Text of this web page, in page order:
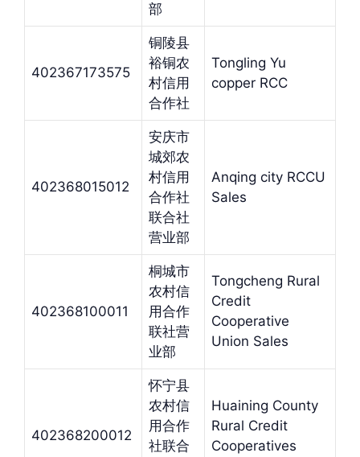
部
402367173575
铜陵县
裕铜农
村信用
合作社
Tongling Yu
copper RCC
402368015012
安庆市
城郊农
村信用
合作社
联合社
营业部
Anqing city RCCU
Sales
402368100011
桐城市
农村信
用合作
联社营
业部
Tongcheng Rural
Credit
Cooperative
Union Sales
402368200012
怀宁县
农村信
用合作
社联合
Huaining County
Rural Credit
Cooperatives